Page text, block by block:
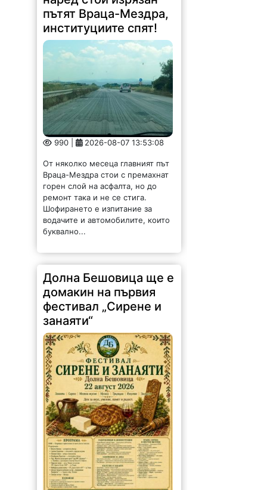
990 | 2026-08-07 13:53:08
От няколко месеца главният път
Враца-Мездра стои с премахнат
горен слой на асфалта, но до
ремонт така и не се стига.
Шофирането е изпитание за
водачите и автомобилите, които
буквално...
Долна Бешовица ще е
фестивал „Сирене и
занаяти“
2026-08-07 13:27:27
На 22 август в китното романско
село Долна Бешовица ще се
проведе първият регионален
фестивал „Сирене и занаяти“.
Събитието е под патронажа на
кмета Ангел Ангелов и е под
мотото:...